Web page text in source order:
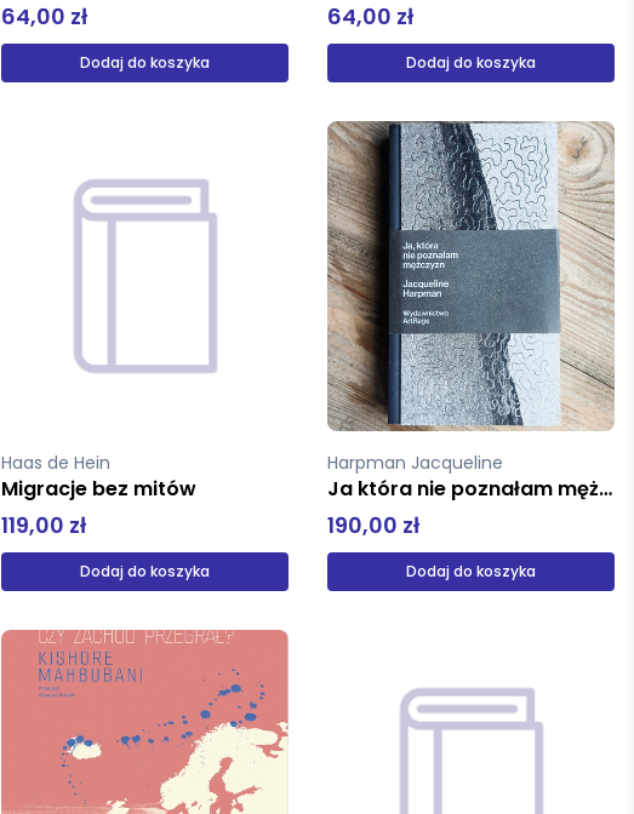
64,00 zł
Dodaj do koszyka
64,00 zł
Dodaj do koszyka
Haas de Hein
Migracje bez mitów
119,00 zł
Dodaj do koszyka
Harpman Jacqueline
Ja która nie poznałam mężczyzn Edycja kolekcjonerska
190,00 zł
Dodaj do koszyka